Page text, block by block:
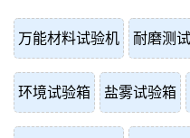
万能材料试验机 耐磨测
环境试验箱 盐雾试验箱